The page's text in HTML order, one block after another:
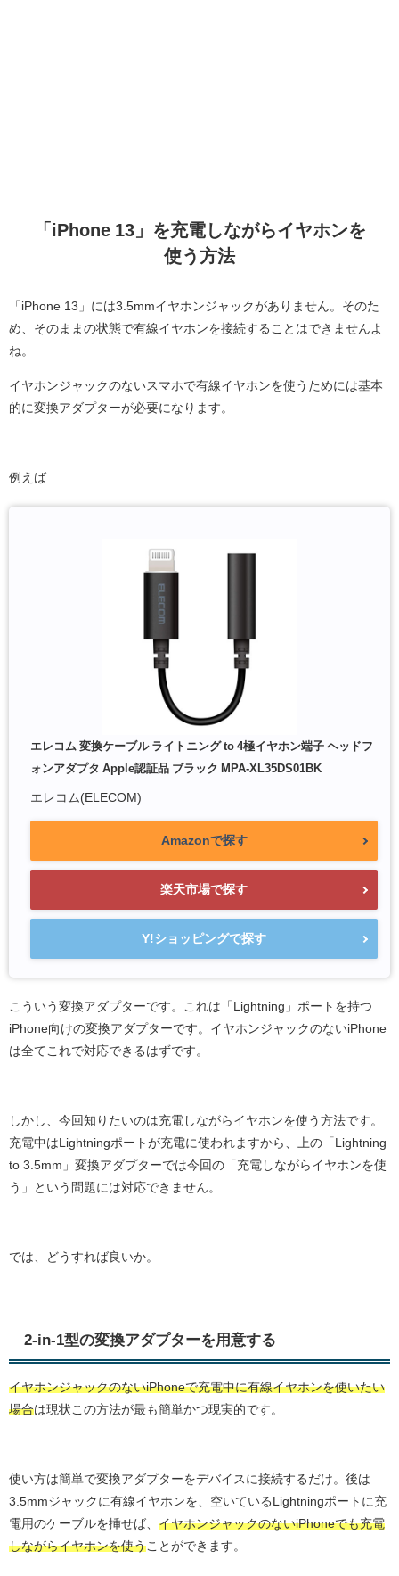
「iPhone 13」を充電しながらイヤホンを
使う方法
「iPhone 13」には3.5mmイヤホンジャックがありません。そのた
め、そのままの状態で有線イヤホンを接続することはできませんよ
ね。
イヤホンジャックのないスマホで有線イヤホンを使うためには基本
的に変換アダプターが必要になります。
例えば
エレコム 変換ケーブル ライトニング to 4極イヤホン端子 ヘッドフ
ォンアダプタ Apple認証品 ブラック MPA-XL35DS01BK
エレコム(ELECOM)
Amazonで探す
楽天市場で探す
Y!ショッピングで探す
こういう変換アダプターです。これは「Lightning」ポートを持つ
iPhone向けの変換アダプターです。イヤホンジャックのないiPhone
は全てこれで対応できるはずです。
しかし、今回知りたいのは充電しながらイヤホンを使う方法です。
充電中はLightningポートが充電に使われますから、上の「Lightning
to 3.5mm」変換アダプターでは今回の「充電しながらイヤホンを使
う」という問題には対応できません。
では、どうすれば良いか。
2-in-1型の変換アダプターを用意する
イヤホンジャックのないiPhoneで充電中に有線イヤホンを使いたい
場合は現状この方法が最も簡単かつ現実的です。
使い方は簡単で変換アダプターをデバイスに接続するだけ。後は
3.5mmジャックに有線イヤホンを、空いているLightningポートに充
電用のケーブルを挿せば、 イヤホンジャックのないiPhoneでも充電
しながらイヤホンを使う ことができます。